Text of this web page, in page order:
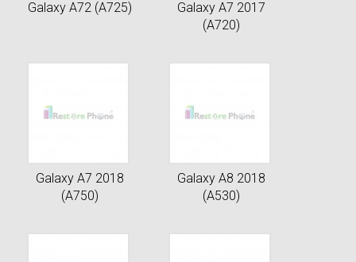
Galaxy A72 (A725)
Galaxy A7 2017
(A720)
Galaxy A7 2018
(A750)
Galaxy A8 2018
(A530)